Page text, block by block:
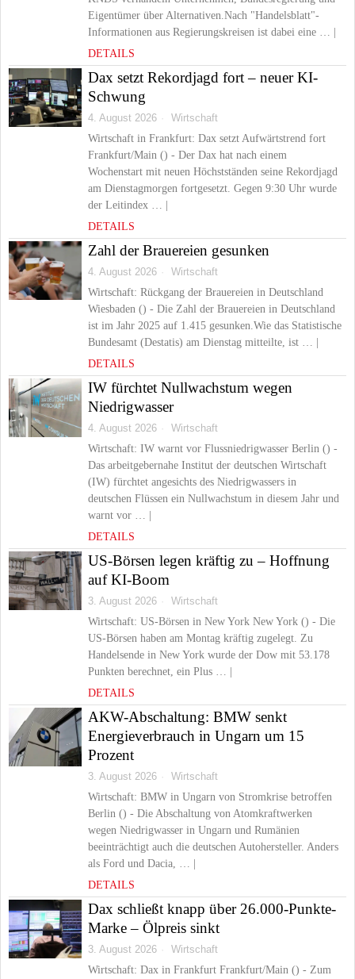
Eigentümer über Alternativen.Nach "Handelsblatt"-
Informationen aus Regierungskreisen ist dabei eine … |
DETAILS
Dax setzt Rekordjagd fort – neuer KI-
Schwung
4. August 2026
Wirtschaft
Wirtschaft in Frankfurt: Dax setzt Aufwärtstrend fort
Frankfurt/Main () - Der Dax hat nach einem
Wochenstart mit neuen Höchstständen seine Rekordjagd
am Dienstagmorgen fortgesetzt. Gegen 9:30 Uhr wurde
der Leitindex … |
DETAILS
Zahl der Brauereien gesunken
4. August 2026
Wirtschaft
Wirtschaft: Rückgang der Brauereien in Deutschland
Wiesbaden () - Die Zahl der Brauereien in Deutschland
ist im Jahr 2025 auf 1.415 gesunken.Wie das Statistische
Bundesamt (Destatis) am Dienstag mitteilte, ist … |
DETAILS
IW fürchtet Nullwachstum wegen
Niedrigwasser
4. August 2026
Wirtschaft
Wirtschaft: IW warnt vor Flussniedrigwasser Berlin () -
Das arbeitgebernahe Institut der deutschen Wirtschaft
(IW) fürchtet angesichts des Niedrigwassers in
deutschen Flüssen ein Nullwachstum in diesem Jahr und
warnt vor … |
DETAILS
US-Börsen legen kräftig zu – Hoffnung
auf KI-Boom
3. August 2026
Wirtschaft
Wirtschaft: US-Börsen in New York New York () - Die
US-Börsen haben am Montag kräftig zugelegt. Zu
Handelsende in New York wurde der Dow mit 53.178
Punkten berechnet, ein Plus … |
DETAILS
AKW-Abschaltung: BMW senkt
Energieverbrauch in Ungarn um 15
Prozent
3. August 2026
Wirtschaft
Wirtschaft: BMW in Ungarn von Stromkrise betroffen
Berlin () - Die Abschaltung von Atomkraftwerken
wegen Niedrigwasser in Ungarn und Rumänien
beeinträchtigt auch die deutschen Autohersteller. Anders
als Ford und Dacia, … |
DETAILS
Dax schließt knapp über 26.000-Punkte-
Marke – Ölpreis sinkt
3. August 2026
Wirtschaft
Wirtschaft: Dax in Frankfurt Frankfurt/Main () - Zum